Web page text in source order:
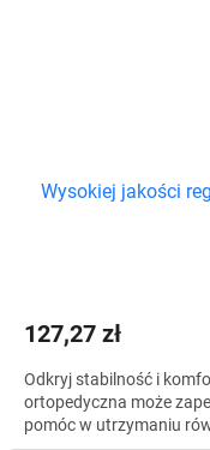
Wysokiej jakości
127,27 zł
Odkryj stabilność i
ortopedyczna może
pomóc w utrzymaniu